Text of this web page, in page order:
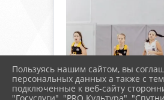
Пользуясь нашим сайтом, вы
персональных данных а также с
подключенные к веб-сайту
"Госуслуги", "PRO.Культура",